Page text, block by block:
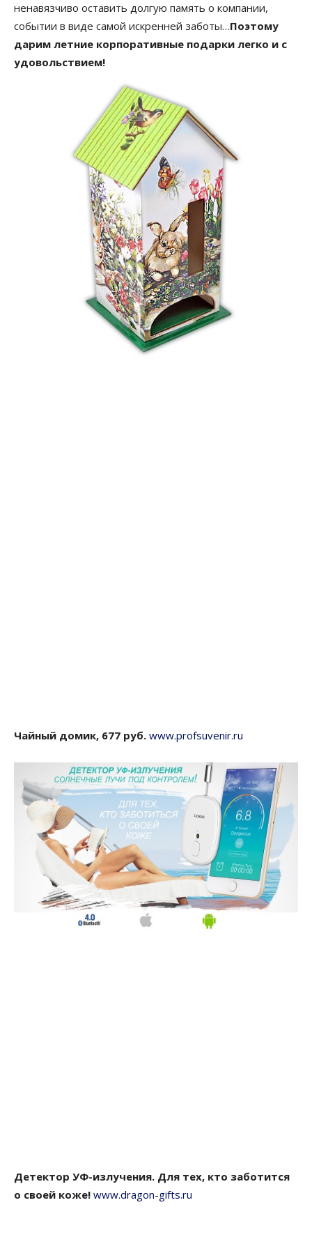
ненавязчиво оставить долгую память о компании,
событии в виде самой искренней заботы…Поэтому
дарим летние корпоративные подарки легко и с
удовольствием!
Чайный домик, 677 руб. www.profsuvenir.ru
Детектор УФ-излучения. Для тех, кто заботится
о своей коже! www.dragon-gifts.ru